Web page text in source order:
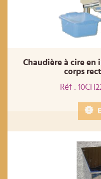
Chaudière à cire en
corps
Réf :